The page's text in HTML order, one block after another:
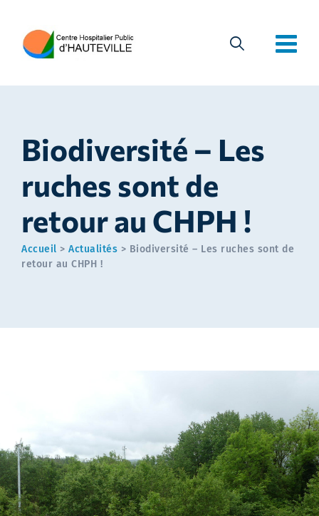
Biodiversité – Les
ruches sont de
retour au CHPH !
Accueil > Actualités > Biodiversité – Les ruches sont de
retour au CHPH !